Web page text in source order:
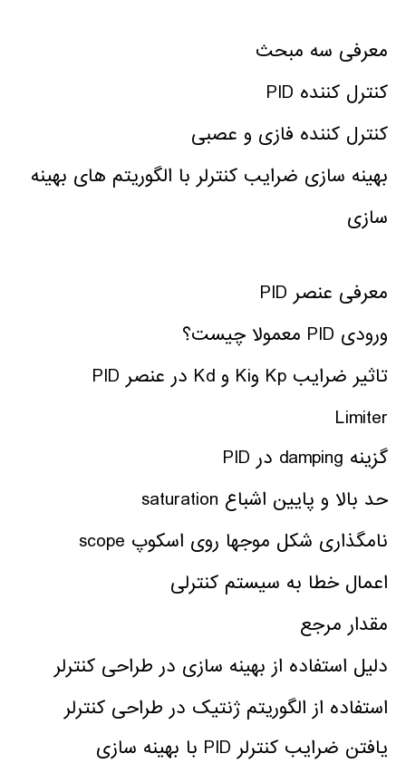
معرفی سه مبحث
کنترل کننده PID
کنترل کننده فازی و عصبی
بهینه سازی ضرایب کنترلر با الگوریتم های بهینه
سازی
معرفی عنصر PID
ورودی PID معمولا چیست؟
تاثیر ضرایب Kp وKi و Kd در عنصر PID
Limiter
گزینه damping در PID
حد بالا و پایین اشباع saturation
نامگذاری شکل موجها روی اسکوپ scope
اعمال خطا به سیستم کنترلی
مقدار مرجع
دلیل استفاده از بهینه سازی در طراحی کنترلر
استفاده از الگوریتم ژنتیک در طراحی کنترلر
یافتن ضرایب کنترلر PID با بهینه سازی